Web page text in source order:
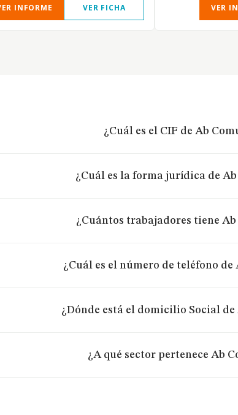
INFORME VER FICHA VER
¿Cuál es el CIF de Ab
¿Cuál es la forma jurídica de
¿Cuántos trabajadores tiene
¿Cuál es el número de teléfono de
¿Dónde está el domicilio Social de
¿A qué sector pertenece Ab